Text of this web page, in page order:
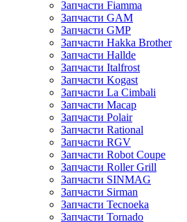
Запчасти Fiamma
Запчасти GAM
Запчасти GMP
Запчасти Hakka Brother
Запчасти Hallde
Запчасти Italfrost
Запчасти Kogast
Запчасти La Cimbali
Запчасти Macap
Запчасти Polair
Запчасти Rational
Запчасти RGV
Запчасти Robot Coupe
Запчасти Roller Grill
Запчасти SINMAG
Запчасти Sirman
Запчасти Tecnoeka
Запчасти Tornado